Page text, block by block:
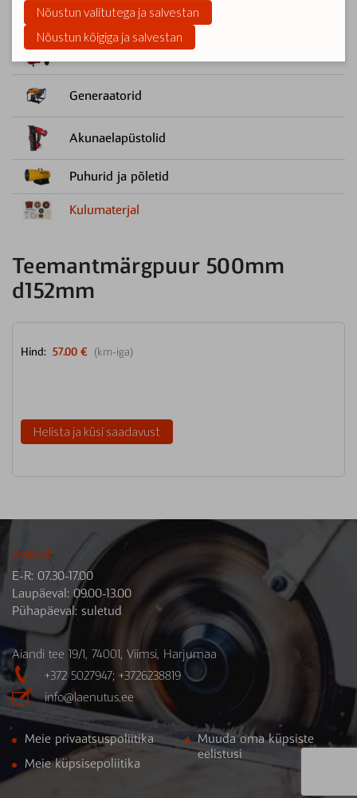
Nõustun valitutega ja salvestan
Nõustun kõigiga ja salvestan
Keevitusseadmed
Õhukompressorid
Generaatorid
Akunaelapüstolid
Puhurid ja põletid
Kulumaterjal
Teemantmärgpuur 500mm
d152mm
Hind: 57.00 € (km-iga)
Helista ja küsi saadavust
Avatud:
E-R: 07.30-17.00
Laupäeval: 09.00-13.00
Pühapäeval: suletud
Aiandi tee 19/1, 74001, Viimsi, Harjumaa
 +372 5027947; +3726238819
 info@laenutus.ee
Meie privaatsuspoliitika
Meie küpsisepoliitika
Muuda oma küpsiste
eelistusi